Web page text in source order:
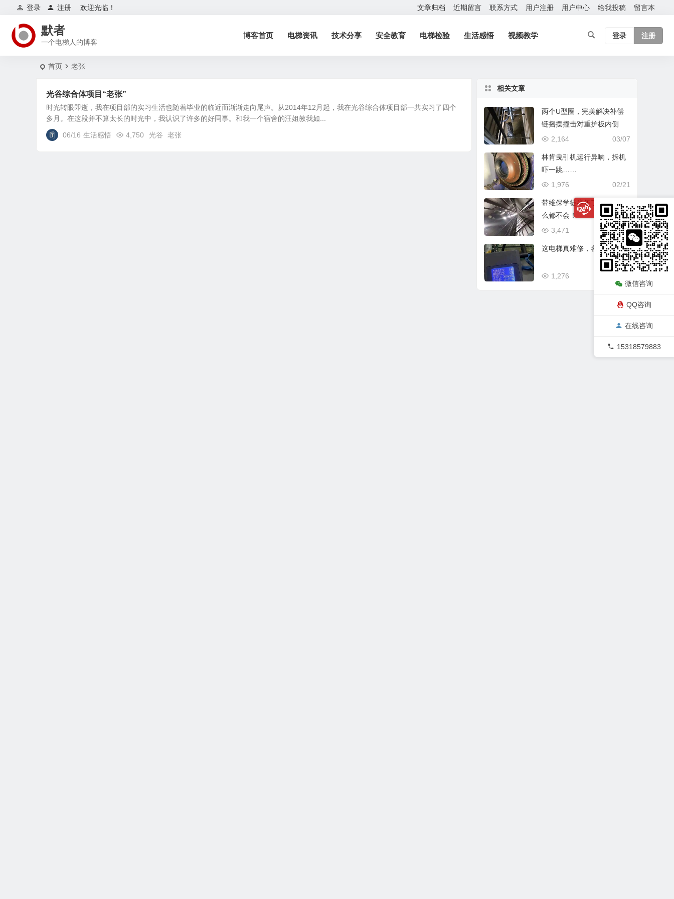
欢迎光临！
登录 注册 文章归档 近期留言 联系方式 用户注册 用户中心 给我投稿 留言本
默者
一个电梯人的博客
博客首页 电梯资讯 技术分享 安全教育 电梯检验 生活感悟 视频教学 登录 注册
首页 老张
光谷综合体项目“老张”
时光转眼即逝，我在项目部的实习生活也随着毕业的临近而渐渐走向尾声。从2014年12月起，我在光谷综合体项目部一共实习了四个
多月。在这段并不算太长的时光中，我认识了许多的好同事。和我一个宿舍的汪姐教我如...
06/16 生活感悟 4,750 光谷 老张
相关文章
两个U型圈，完美解决补偿
链摇摆撞击对重护板内侧
03/07
2,164
林肯曳引机运行异响，拆机
吓一跳……
02/21
1,976
带维保学徒半年了，还是什
么都不会！
02/18
3,471
这电梯真难修，各种授权！
1,276
微信咨询
QQ咨询
在线咨询
15318579883